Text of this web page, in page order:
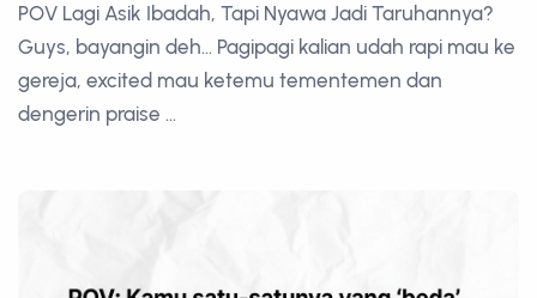
POV Lagi Asik Ibadah, Tapi Nyawa Jadi Taruhannya?
Guys, bayangin deh... Pagipagi kalian udah rapi mau ke
gereja, excited mau ketemu tementemen dan
dengerin praise ...